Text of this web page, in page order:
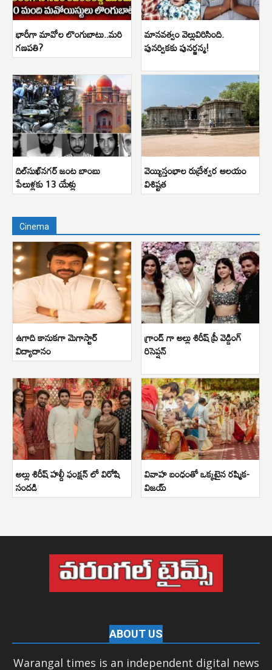
భారీగా మావోల లొంగుబాటు..మరి
గణపతి?
మానవత్వం వెల్లువిరిసింది.
పునర్వికకు పునర్జన్మ!
దిల్‌సుఖ్‌నగర్ జంట బాంబు
పేలుళ్లకు 13 యేళ్లు
వెయ్యిస్తంభాల రుద్రేశ్వర ఆలయం
విశిష్టత
Cinema
ఉగాది కానుకగా మెగాస్టార్
విద్యాదానం
గ్రాండ్ గా అల్లు శిరీష్ ప్రీ వెడ్డింగ్
రిసెప్షన్
అల్లు శిరీష్ హల్దీ ఫంక్షన్ లో విరోషి
సందడి
వివాహ బంధంతో ఒక్కటైన రష్మిక-
విజయ్
ABOUT US
Warangal times is an independent digital news